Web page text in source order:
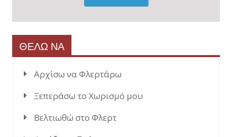
ΘΕΛΩ ΝΑ
Αρχίσω να Φλερτάρω
Ξεπεράσω το Χωρισμό μου
Βελτιωθώ στο Φλερτ